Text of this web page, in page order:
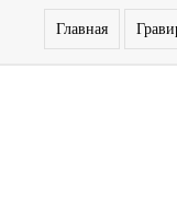
Главная